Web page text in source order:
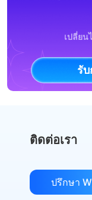
เปลี่ยน
รั
ติดต่อเรา
ปรึกษา